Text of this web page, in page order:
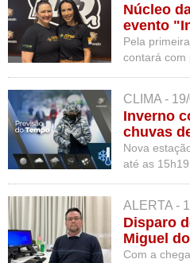
Núcleo
evento
Pela
contará com
CLIMA -
Inverno
chuvas
Nova
até as
ALERTA -
Disparo
Miguel
gripe
Com a